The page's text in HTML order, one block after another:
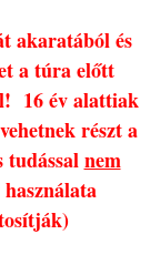
akaratából és
a túra előtt
16 év alattiak
részt a
tudássalnem